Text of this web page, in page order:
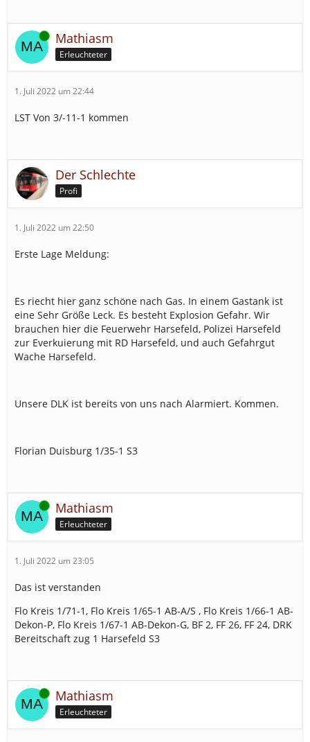
Online Mathiasm
Erleuchteter
1. Juli 2022 um 22:44
LST Von 3/-11-1 kommen
Der Schlechte
Profi
1. Juli 2022 um 22:50
Erste Lage Meldung:
Es riecht hier ganz schöne nach Gas. In einem Gastank ist
eine Sehr Größe Leck. Es besteht Explosion Gefahr. Wir
brauchen hier die Feuerwehr Harsefeld, Polizei Harsefeld
zur Everkuierung mit RD Harsefeld, und auch Gefahrgut
Wache Harsefeld.
Unsere DLK ist bereits von uns nach Alarmiert. Kommen.
Florian Duisburg 1/35-1 S3
Online Mathiasm
Erleuchteter
1. Juli 2022 um 23:05
Das ist verstanden
Flo Kreis 1/71-1, Flo Kreis 1/65-1 AB-A/S , Flo Kreis 1/66-1 AB-
Dekon-P, Flo Kreis 1/67-1 AB-Dekon-G, BF 2, FF 26, FF 24, DRK
Bereitschaft zug 1 Harsefeld S3
Online Mathiasm
Erleuchteter